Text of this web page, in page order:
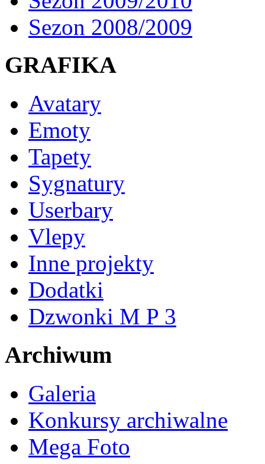
Sezon 2008/2009
GRAFIKA
Avatary
Emoty
Tapety
Sygnatury
Userbary
Vlepy
Inne projekty
Dodatki
Dzwonki M P 3
Archiwum
Galeria
Konkursy archiwalne
Mega Foto